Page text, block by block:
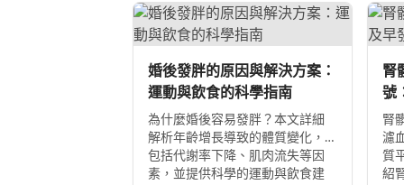
B+
冬
婚後發胖的原因與解決方案：
運動與飲食的科學指南
為什麼婚後容易發胖？本文詳細
解析年齡增長導致的體質變化，
包括代謝率下降、肌肉流失等因
素，並提供科學的運動與飲食建
腎
號
指
腎
濾
質
紹